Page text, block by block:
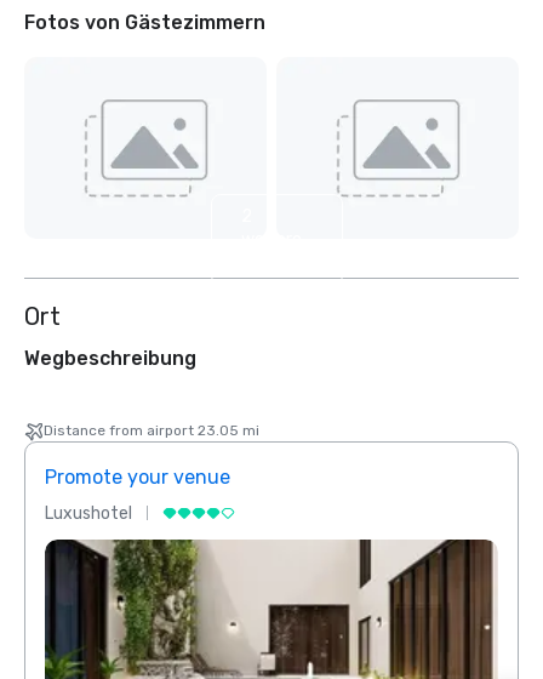
Fotos von Gästezimmern
Ort
Wegbeschreibung
Distance from airport 23.05 mi
Promote your venue
Luxushotel